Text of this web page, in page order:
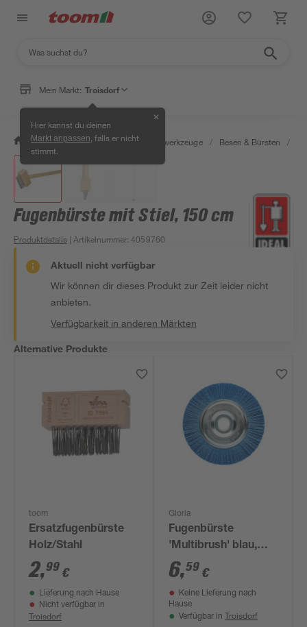
Mein Markt: Troisdorf
Hier kannst du deinen
Markt anpassen , falls er nicht
stimmt.
✕
/ Garten & Freizeit / Gartenhandwerkzeuge / Besen & Bürsten /
Fugenbürste mit Stiel, 150 cm
Produktdetails | Artikelnummer:4059760
Aktuell nicht verfügbar
Wir können dir dieses Produkt zur Zeit leider nicht
anbieten.
Verfügbarkeit in anderen Märkten
Alternative Produkte
toom
Ersatzfugenbürste
Holz/Stahl
2,99 €
Lieferung nach Hause
Nicht verfügbar in
Troisdorf
Gloria
Fugenbürste
'Multibrush' blau,
aus Polyamid
6,59 €
Keine Lieferung nach
Hause
Verfügbar in Troisdorf